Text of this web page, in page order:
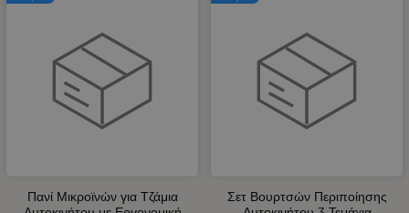
Πανί Μικροϊνών για Τζάμια
Σετ Βουρτσών Περιποίησης